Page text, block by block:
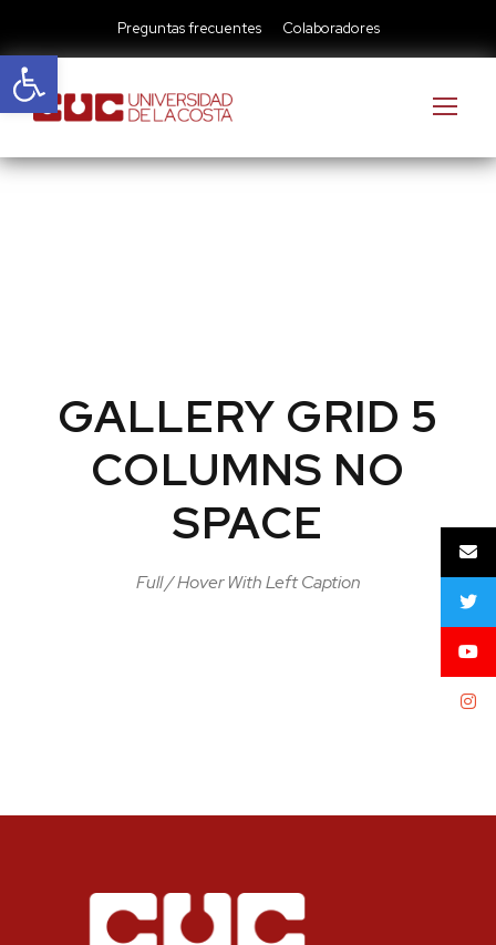
Abrir barra de herramientas
Preguntas frecuentes Colaboradores
GALLERY GRID 5
COLUMNS NO
SPACE
Full / Hover With Left Caption